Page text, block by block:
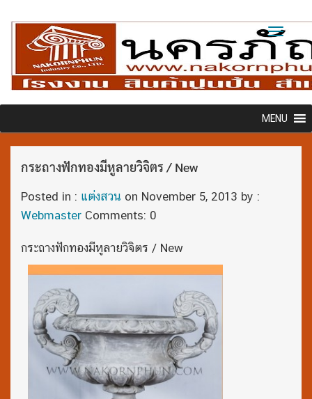
Toggle
MENU
กระถางฟักทองมีหูลายวิจิตร / New
Posted in : แต่งสวน on November 5, 2013 by :
Webmaster Comments: 0
กระถางฟักทองมีหูลายวิจิตร / New